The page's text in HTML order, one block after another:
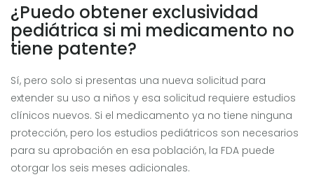
¿Puedo obtener exclusividad
pediátrica si mi medicamento no
tiene patente?
Sí, pero solo si presentas una nueva solicitud para
extender su uso a niños y esa solicitud requiere estudios
clínicos nuevos. Si el medicamento ya no tiene ninguna
protección, pero los estudios pediátricos son necesarios
para su aprobación en esa población, la FDA puede
otorgar los seis meses adicionales.